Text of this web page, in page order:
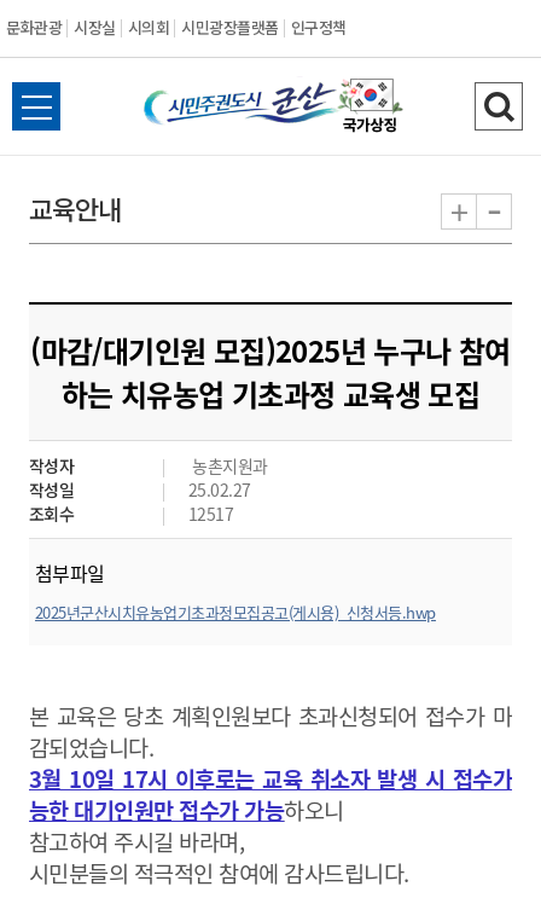
문화관광 시장실 시의회 시민광장플랫폼 인구정책
시
민
도
시
군
산
전
체
뉴
열
검
색
기
교육안내 + -
(마감/대기인원 모집)2025년 누구나 참여
하는 치유농업 기초과정 교육생 모집
작성자
농촌지원과
작성일
25.02.27
조회수
12517
첨부파일
2025년군산시치유농업기초과정모집공고(게시용)_신청서등.hwp
본 교육은 당초 계획인원보다 초과신청되어 접수가 마
감되었습니다.
3월 10일 17시 이후로는 교육 취소자 발생 시 접수가
능한 대기인원만 접수가 가능하오니
참고하여 주시길 바라며,
시민분들의 적극적인 참여에 감사드립니다.